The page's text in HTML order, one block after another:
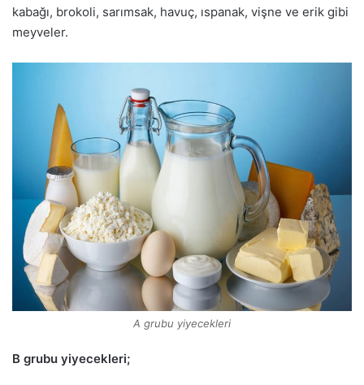
kabağı, brokoli, sarımsak, havuç, ıspanak, vişne ve erik gibi
meyveler.
A grubu yiyecekleri
B grubu yiyecekleri;